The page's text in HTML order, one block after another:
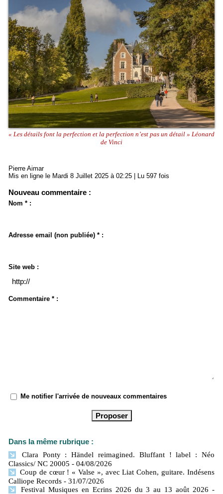
« Les détails font la perfection et la perfection n’est pas un détail » Léonard
de Vinci
Pierre Aimar
Mis en ligne le Mardi 8 Juillet 2025 à 02:25 | Lu 597 fois
Nouveau commentaire :
Nom * :
Adresse email (non publiée) * :
Site web :
Commentaire * :
Me notifier l'arrivée de nouveaux commentaires
Dans la même rubrique :
Clara Ponty : Händel reimagined. Bluffant ! label : Néo
Classics/ NC 20005 - 04/08/2026
Coup de cœur ! « Valse », avec Liat Cohen, guitare. Indésens
Calliope Records - 31/07/2026
Festival Musiques en Ecrins 2026 du 3 au 13 août 2026 -